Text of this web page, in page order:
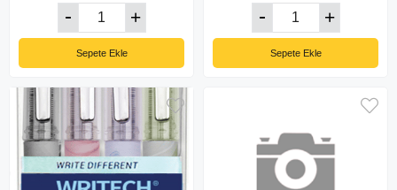
Sepete Ekle Sepete Ekle